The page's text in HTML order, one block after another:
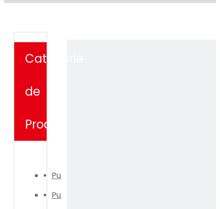
Catégorie
de
Produit
Pulvérisateur électrique
Pulvérisateur manuel